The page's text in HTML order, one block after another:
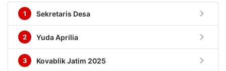
1 Sekretaris Desa chevron_right
2 Yuda Aprilia chevron_right
3 Kovablik Jatim 2025 chevron_right